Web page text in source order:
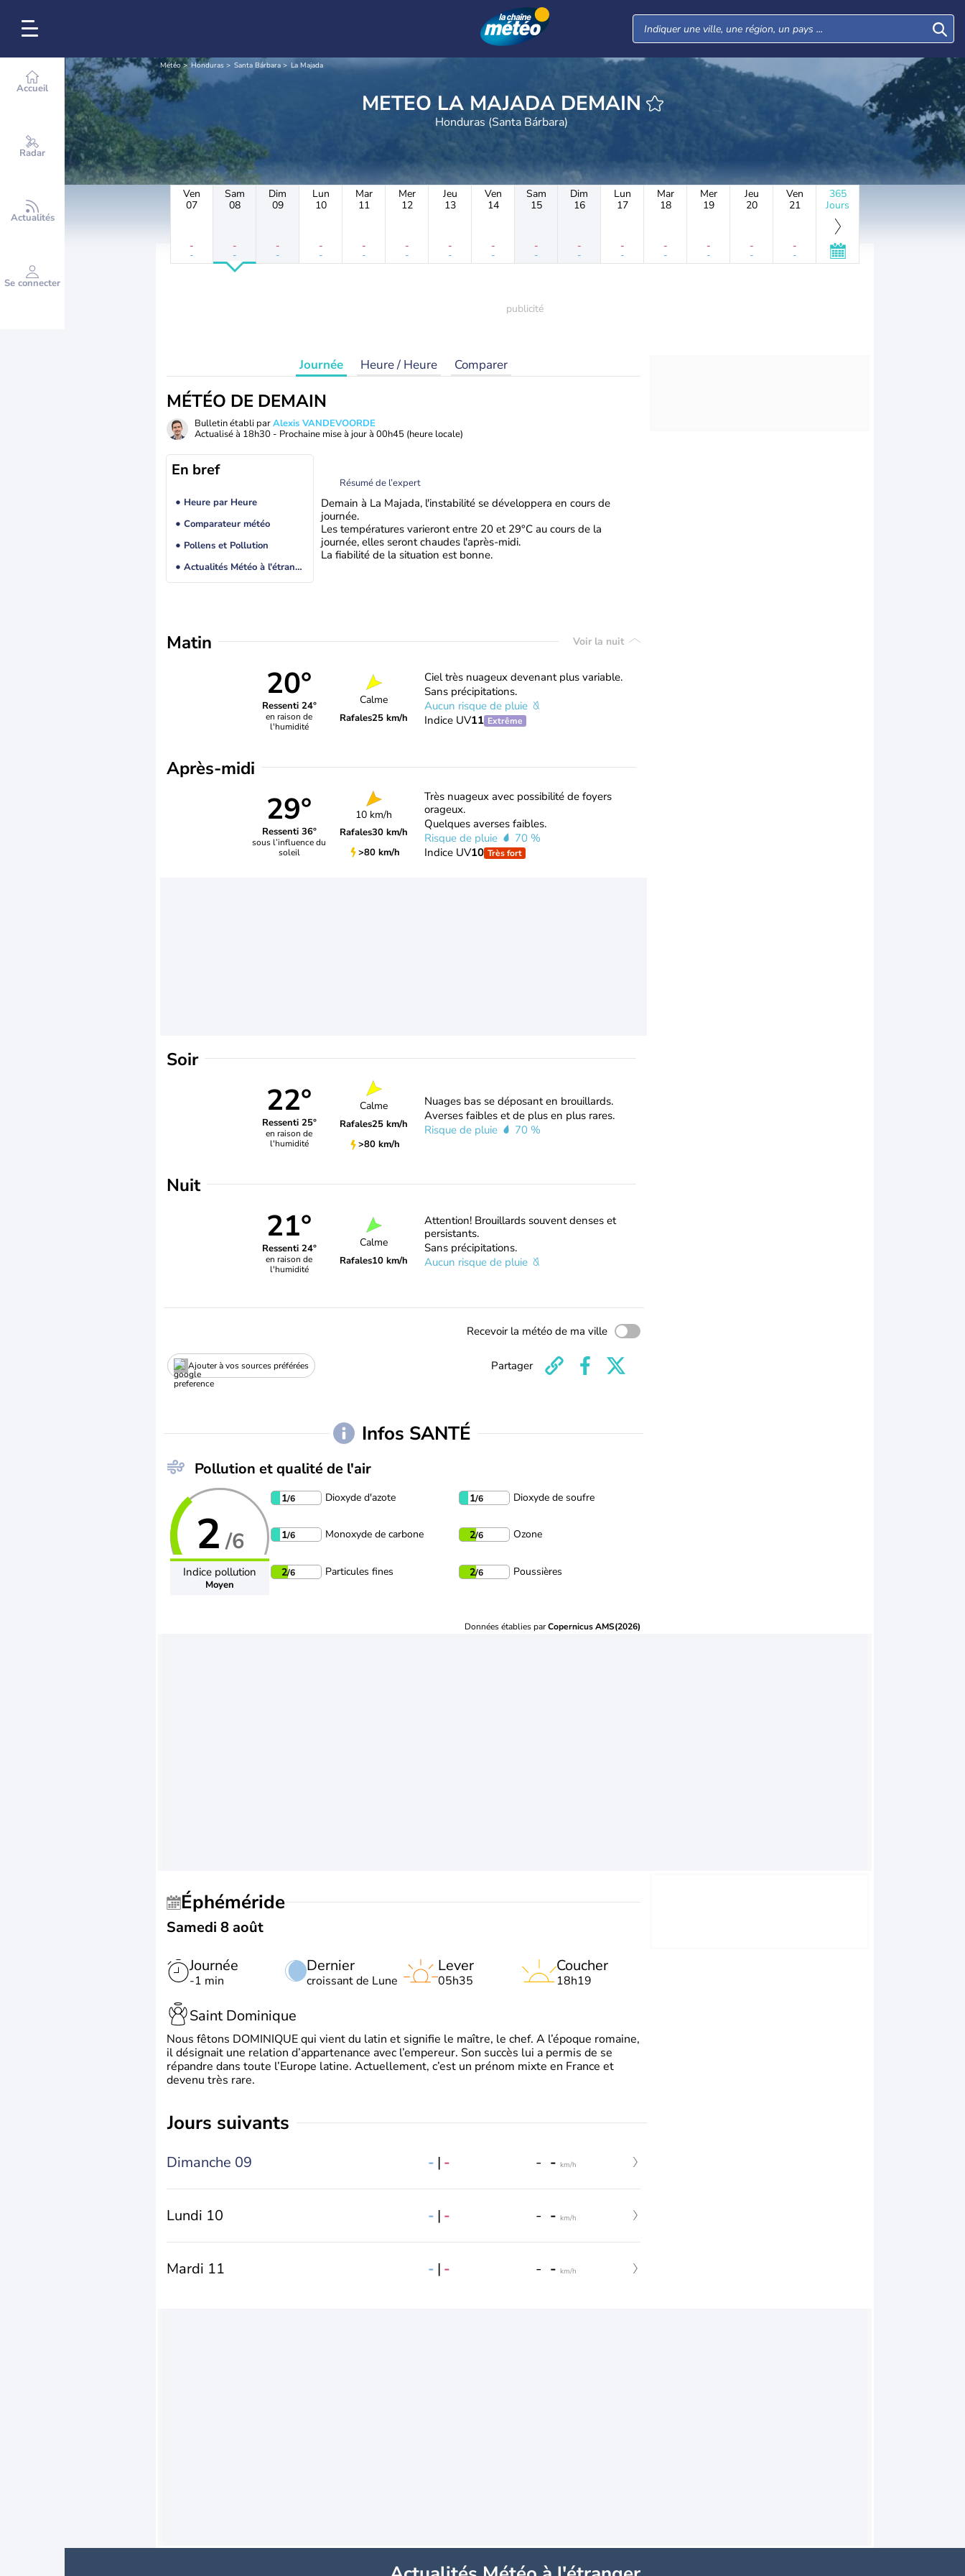
Accueil
Radar
Actualités
Se connecter
Météo Honduras Santa Bárbara La Majada
METEO LA MAJADA DEMAIN
Honduras (Santa Bárbara)
Ven
07
-
-
Sam
08
-
-
Dim
09
-
-
Lun
10
-
-
Mar
11
-
-
Mer
12
-
-
Jeu
13
-
-
Ven
14
-
-
Sam
15
-
-
Dim
16
-
-
Lun
17
-
-
Mar
18
-
-
Mer
19
-
-
Jeu
20
-
-
Ven
21
-
-
365
Jours
Journée Heure / Heure Comparer
MÉTÉO DE DEMAIN
Bulletin établi parAlexis VANDEVOORDE
Actualisé à 18h30 - Prochaine mise à jour à 00h45 (heure locale)
En bref
Heure par Heure
Comparateur météo
Pollens et Pollution
Actualités Météo à l'étranger
Résumé de l’expert
Demain à La Majada, l'instabilité se développera en cours de
journée.
Les températures varieront entre 20 et 29°C au cours de la
journée, elles seront chaudes l'après-midi.
La fiabilité de la situation est bonne.
Matin Voir la nuit
20°
Ressenti 24°
en raison de
l'humidité
Calme
Rafales25 km/h
Ciel très nuageux devenant plus variable.
Sans précipitations.
Aucun risque de pluie
Indice UV11 Extrême
Après-midi
29°
Ressenti 36°
sous l’influence du
soleil
10 km/h
Rafales30 km/h
>80 km/h
Très nuageux avec possibilité de foyers
orageux.
Quelques averses faibles.
Risque de pluie
70 %
Indice UV10 Très fort
Soir
22°
Ressenti 25°
en raison de
l'humidité
Calme
Rafales25 km/h
>80 km/h
Nuages bas se déposant en brouillards.
Averses faibles et de plus en plus rares.
Risque de pluie
70 %
Nuit
21°
Ressenti 24°
en raison de
l'humidité
Calme
Rafales10 km/h
Attention! Brouillards souvent denses et
persistants.
Sans précipitations.
Aucun risque de pluie
Recevoir la météo de ma ville
Ajouter à vos sources préférées Partager
Infos SANTÉ
Pollution et qualité de l'air
2 /6
Indice pollution
Moyen
1/6 Dioxyde d'azote 1/6 Dioxyde de soufre
1/6 Monoxyde de carbone 2/6 Ozone
2/6 Particules fines 2/6 Poussières
Données établies parCopernicus AMS(2026)
Éphéméride
Samedi 8 août
Journée
-1 min
Dernier
croissant de Lune
Lever
05h35
Coucher
18h19
Saint Dominique
Nous fêtons DOMINIQUE qui vient du latin et signifie le maître, le chef. A l’époque romaine,
il désignait une relation d’appartenance avec l’empereur. Son succès lui a permis de se
répandre dans toute l’Europe latine. Actuellement, c’est un prénom mixte en France et
devenu très rare.
jours suivants
Dimanche 09 - | - - - km/h
Lundi 10 - | - - - km/h
Mardi 11 - | - - - km/h